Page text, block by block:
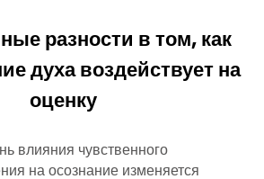
разности в том, как
духа воздействует на
оценку
влияния чувственного
на осознание изменяется